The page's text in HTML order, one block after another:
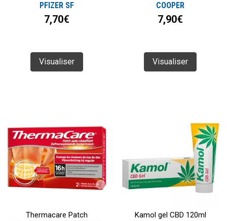
PFIZER SF
7,70€
Visualiser
COOPER
7,90€
Visualiser
Thermacare Patch
Kamol gel CBD 120ml